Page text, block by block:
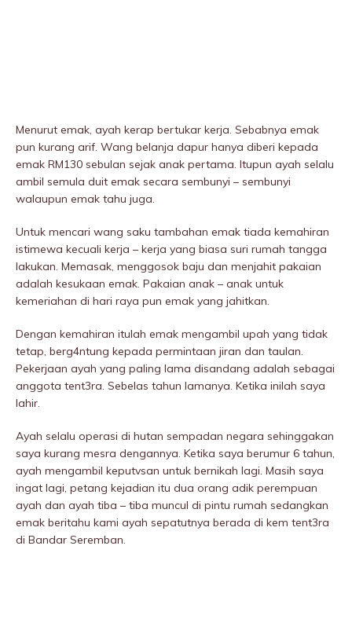
Menurut emak, ayah kerap bertukar kerja. Sebabnya emak
pun kurang arif. Wang belanja dapur hanya diberi kepada
emak RM130 sebulan sejak anak pertama. Itupun ayah selalu
ambil semula duit emak secara sembunyi – sembunyi
walaupun emak tahu juga.
Untuk mencari wang saku tambahan emak tiada kemahiran
istimewa kecuali kerja – kerja yang biasa suri rumah tangga
lakukan. Memasak, menggosok baju dan menjahit pakaian
adalah kesukaan emak. Pakaian anak – anak untuk
kemeriahan di hari raya pun emak yang jahitkan.
Dengan kemahiran itulah emak mengambil upah yang tidak
tetap, berg4ntung kepada permintaan jiran dan taulan.
Pekerjaan ayah yang paling lama disandang adalah sebagai
anggota tent3ra. Sebelas tahun lamanya. Ketika inilah saya
lahir.
Ayah selalu operasi di hutan sempadan negara sehinggakan
saya kurang mesra dengannya. Ketika saya berumur 6 tahun,
ayah mengambil keputvsan untuk bernikah lagi. Masih saya
ingat lagi, petang kejadian itu dua orang adik perempuan
ayah dan ayah tiba – tiba muncul di pintu rumah sedangkan
emak beritahu kami ayah sepatutnya berada di kem tent3ra
di Bandar Seremban.